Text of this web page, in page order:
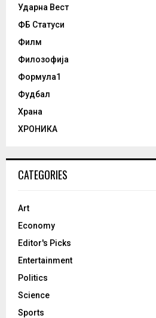
Ударна Вест
ФБ Статуси
Филм
Филозофија
Формула1
Фудбал
Храна
ХРОНИКА
CATEGORIES
Art
Economy
Editor's Picks
Entertainment
Politics
Science
Sports